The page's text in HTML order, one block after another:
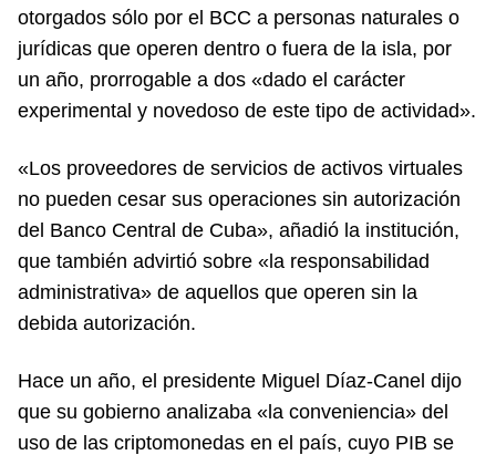
otorgados sólo por el BCC a personas naturales o
jurídicas que operen dentro o fuera de la isla, por
un año, prorrogable a dos «dado el carácter
experimental y novedoso de este tipo de actividad».
«Los proveedores de servicios de activos virtuales
no pueden cesar sus operaciones sin autorización
del Banco Central de Cuba», añadió la institución,
que también advirtió sobre «la responsabilidad
administrativa» de aquellos que operen sin la
debida autorización.
Hace un año, el presidente Miguel Díaz-Canel dijo
que su gobierno analizaba «la conveniencia» del
uso de las criptomonedas en el país, cuyo PIB se